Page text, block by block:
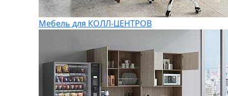
Мебель для КОЛЛ-ЦЕНТРОВ